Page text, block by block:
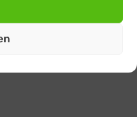
koop